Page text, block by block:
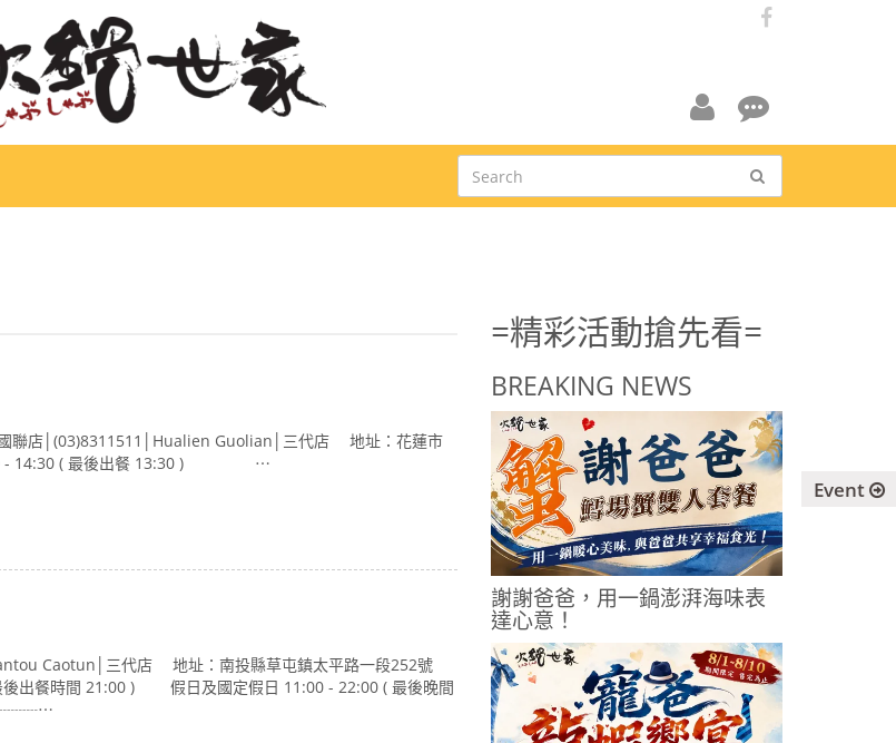
facebook
會
員
中
線
上
客
聯店│(03)8311511│Hualien Guolian│三代店 地址：花蓮市
- 14:30 ( 最後出餐 13:30 ) ⋯
Caotun│三代店 地址：南投縣草屯鎮太平路一段252號
出餐時間 21:00 ) 假日及國定假日 11:00 - 22:00 ( 最後晚間
=精彩活動搶先看=
BREAKING NEWS
謝謝爸爸，用一鍋澎湃海味表
達心意！
Event